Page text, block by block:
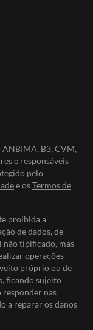
ANBIMA, B3, CVM,
e responsáveis
pelo
e osTermos de
proibida a
de dados, de
não tipificado, mas
operações
próprio ou de
ficando sujeito
responder nas
a reparar os danos